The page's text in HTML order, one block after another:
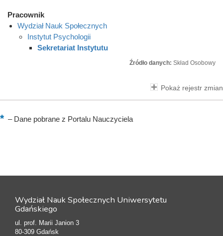
Pracownik
Wydział Nauk Społecznych
Instytut Psychologii
Sekretariat Instytutu
Źródło danych: Skład Osobowy
Pokaż rejestr zmian
–Dane pobrane z Portalu Nauczyciela
Wydział Nauk Społecznych Uniwersytetu
Gdańskiego
ul. prof. Marii Janion 3
80-309 Gdańsk